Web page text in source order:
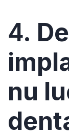
4.
nu